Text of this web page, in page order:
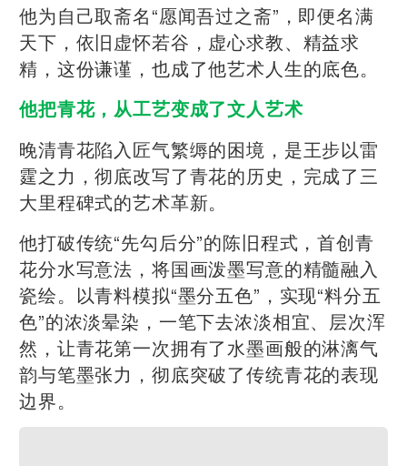
他为自己取斋名“愿闻吾过之斋”，即便名满
天下，依旧虚怀若谷，虚心求教、精益求
精，这份谦谨，也成了他艺术人生的底色。
他把青花，从工艺变成了文人艺术
晚清青花陷入匠气繁缛的困境，是王步以雷
霆之力，彻底改写了青花的历史，完成了三
大里程碑式的艺术革新。
他打破传统“先勾后分”的陈旧程式，首创青
花分水写意法，将国画泼墨写意的精髓融入
瓷绘。以青料模拟“墨分五色”，实现“料分五
色”的浓淡晕染，一笔下去浓淡相宜、层次浑
然，让青花第一次拥有了水墨画般的淋漓气
韵与笔墨张力，彻底突破了传统青花的表现
边界。